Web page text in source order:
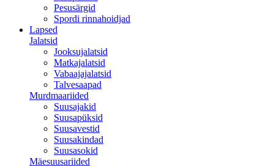
Pesusärgid
Spordi rinnahoidjad
Lapsed
Jalatsid
Jooksujalatsid
Matkajalatsid
Vabaajajalatsid
Talvesaapad
Murdmaariided
Suusajakid
Suusapüksid
Suusavestid
Suusakindad
Suusasokid
Mäesuusariided